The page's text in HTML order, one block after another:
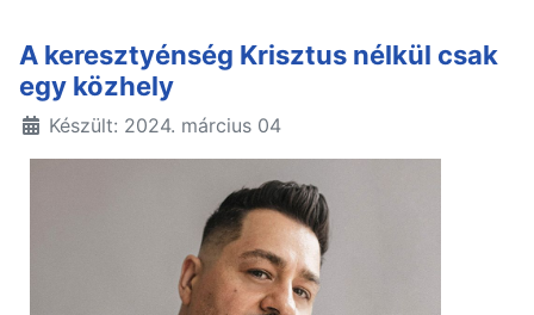
A keresztyénség Krisztus nélkül csak
egy közhely
Készült: 2024. március 04